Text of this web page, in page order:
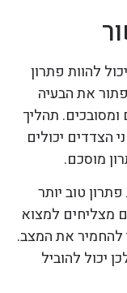
להוות פתרון
את הבעיה
תהליך
הצדדים יכולים
מוסכם.
טוב יותר
מצליחים למצוא
את המצב.
יכול להוביל